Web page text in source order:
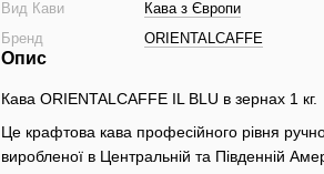
Вид Кави
Кава з Європи
Бренд
ORIENTALCAFFE
Опис
Кава ORIENTALCAFFE IL BLU в зернах 1 кг.
Це крафтова кава професійного рівня
виробленої в Центральній та Південній